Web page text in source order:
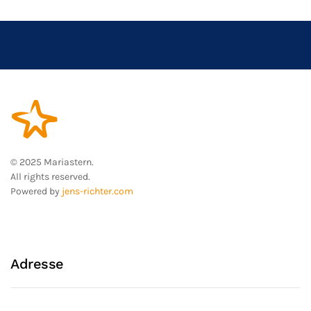
© 2025 Mariastern.
All rights reserved.
Powered by jens-richter.com
Adresse